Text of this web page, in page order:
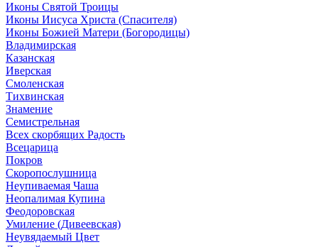
Иконы Святой Троицы
Иконы Иисуса Христа (Спасителя)
Иконы Божией Матери (Богородицы)
Владимирская
Казанская
Иверская
Смоленская
Тихвинская
Знамение
Семистрельная
Всех скорбящих Радость
Всецарица
Покров
Скоропослушница
Неупиваемая Чаша
Неопалимая Купина
Феодоровская
Умиление (Дивеевская)
Неувядаемый Цвет